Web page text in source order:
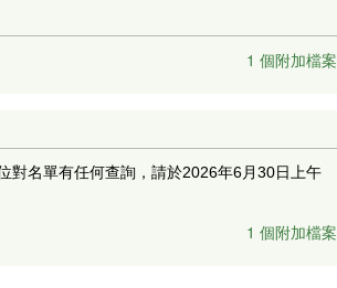
1 個附加檔案
對名單有任何查詢，請於2026年6月30日上午
1 個附加檔案